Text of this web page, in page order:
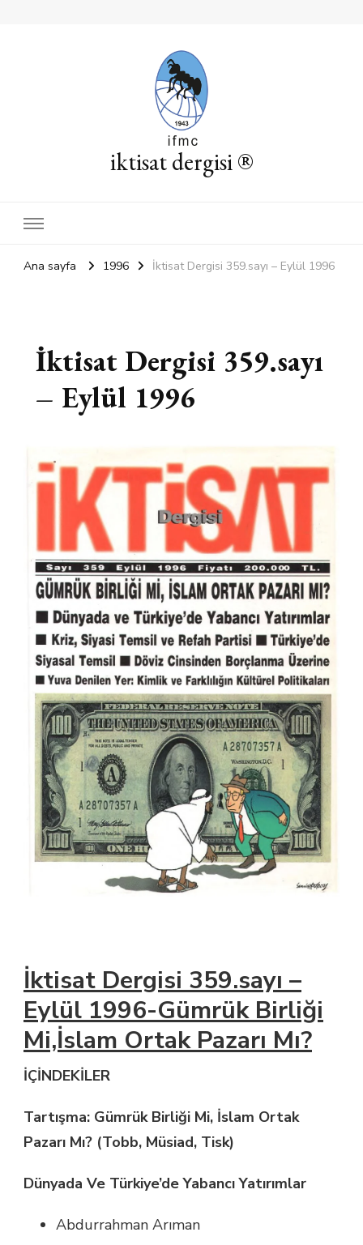
iktisat dergisi ®
Ana sayfa 1996 İktisat Dergisi 359.sayı – Eylül 1996
İktisat Dergisi 359.sayı
– Eylül 1996
İktisat Dergisi 359.sayı –
Eylül 1996-Gümrük Birliği
Mi,İslam Ortak Pazarı Mı?
İÇİNDEKİLER
Tartışma: Gümrük Birliği Mi, İslam Ortak
Pazarı Mı? (Tobb, Müsiad, Tisk)
Dünyada Ve Türkiye’de Yabancı Yatırımlar
Abdurrahman Arıman